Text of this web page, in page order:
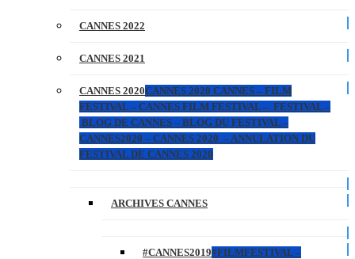
CANNES 2022
CANNES 2021
CANNES 2020CANNES 2020 CANNES – FILM
FESTIVAL – CANNES FILM FESTIVAL – FESTIVAL –
BLOG DE CANNES – BLOG DU FESTIVAL –
CANNES2020 – CANNES 2020 – ANNULATION DU
FESTIVAL DE CANNES 2020
ARCHIVES CANNES
#CANNES2019#FILMFESTIVAL –